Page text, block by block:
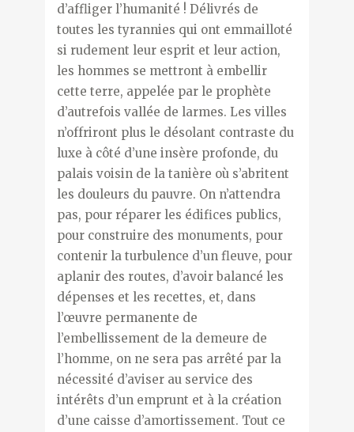
d’affliger l’humanité ! Délivrés de
toutes les tyrannies qui ont emmailloté
si rudement leur esprit et leur action,
les hommes se mettront à embellir
cette terre, appelée par le prophète
d’autrefois vallée de larmes. Les villes
n’offriront plus le désolant contraste du
luxe à côté d’une insère profonde, du
palais voisin de la tanière où s’abritent
les douleurs du pauvre. On n’attendra
pas, pour réparer les édifices publics,
pour construire des monuments, pour
contenir la turbulence d’un fleuve, pour
aplanir des routes, d’avoir balancé les
dépenses et les recettes, et, dans
l’œuvre permanente de
l’embellissement de la demeure de
l’homme, on ne sera pas arrêté par la
nécessité d’aviser au service des
intérêts d’un emprunt et à la création
d’une caisse d’amortissement. Tout ce